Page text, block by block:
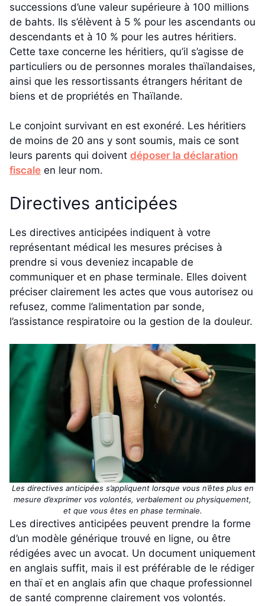
successions d’une valeur supérieure à 100 millions
de bahts. Ils s’élèvent à 5 % pour les ascendants ou
descendants et à 10 % pour les autres héritiers.
Cette taxe concerne les héritiers, qu’il s’agisse de
particuliers ou de personnes morales thaïlandaises,
ainsi que les ressortissants étrangers héritant de
biens et de propriétés en Thaïlande.
Le conjoint survivant en est exonéré. Les héritiers
de moins de 20 ans y sont soumis, mais ce sont
leurs parents qui doivent déposer la déclaration
fiscale en leur nom.
Directives anticipées
Les directives anticipées indiquent à votre
représentant médical les mesures précises à
prendre si vous deveniez incapable de
communiquer et en phase terminale. Elles doivent
préciser clairement les actes que vous autorisez ou
refusez, comme l’alimentation par sonde,
l’assistance respiratoire ou la gestion de la douleur.
Les directives anticipées s’appliquent lorsque vous n’êtes plus en
mesure d’exprimer vos volontés, verbalement ou physiquement,
et que vous êtes en phase terminale.
Les directives anticipées peuvent prendre la forme
d’un modèle générique trouvé en ligne, ou être
rédigées avec un avocat. Un document uniquement
en anglais suffit, mais il est préférable de le rédiger
en thaï et en anglais afin que chaque professionnel
de santé comprenne clairement vos volontés.